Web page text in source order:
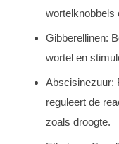
wortelknobbels
Gibberellinen:
wortel en
Abscisinezuur:
reguleert de
zoals droogte.